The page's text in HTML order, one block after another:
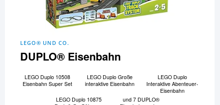
LEGO® UND CO.
DUPLO® Eisenbahn
LEGO Duplo 10508
Eisenbahn Super Set
LEGO Duplo Große
interaktive Eisenbahn
LEGO Duplo
Interaktive Abenteuer-
Eisenbahn
LEGO Duplo 10875
und 7 DUPLO®